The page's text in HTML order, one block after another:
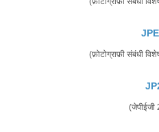
(फ़ोटोग्राफ़ी संबंधी
(जेपीईजी